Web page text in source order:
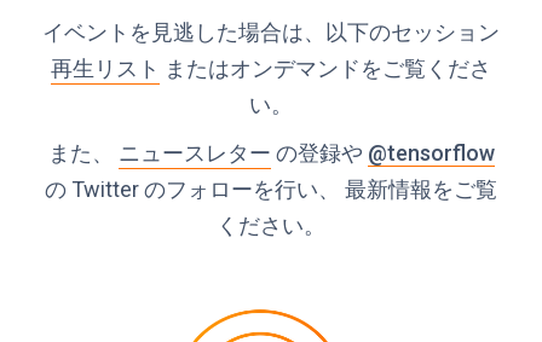
イベントを見逃した場合は、以下のセッション
再生リスト またはオンデマンドをご覧くださ
い。
また、 ニュースレター の登録や @tensorflow
の Twitter のフォローを行い、 最新情報をご覧
ください。